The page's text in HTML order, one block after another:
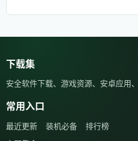
下载集
安全软件下载、游戏资源、安卓应用
常用入口
最近更新 装机必备
排行榜